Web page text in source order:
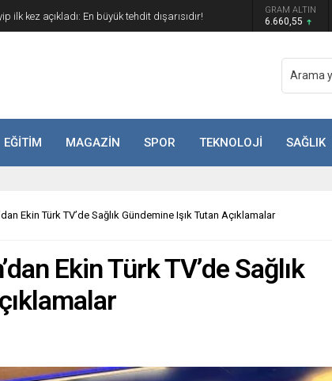
ilk kez açıkladı: En büyük tehdit dışarısıdır! GRAM ALTIN
6.660,55
EĞİTİM MAGAZİN SPOR TEKNOLOJİ SAĞLIK
Ekin Türk TV’de Sağlık Gündemine Işık Tutan Açıklamalar
Ekin Türk TV’de Sağlık